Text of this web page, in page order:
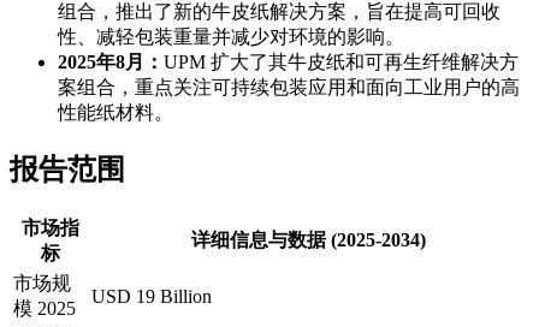
组合，推出了新的牛皮纸解决方案，旨在提高可回收
性、减轻包装重量并减少对环境的影响。
2025年8月： UPM 扩大了其牛皮纸和可再生纤维解决方
案组合，重点关注可持续包装应用和面向工业用户的高
性能纸材料。
报告范围
市场指
标
详细信息与数据 (2025-2034)
市场规
模 2025
USD 19 Billion